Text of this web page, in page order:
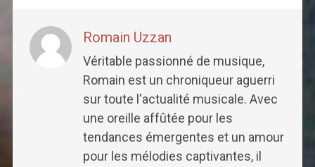
Romain Uzzan
Véritable passionné de musique,
Romain est un chroniqueur aguerri
sur toute l'actualité musicale. Avec
une oreille affûtée pour les
tendances émergentes et un amour
pour les mélodies captivantes, il